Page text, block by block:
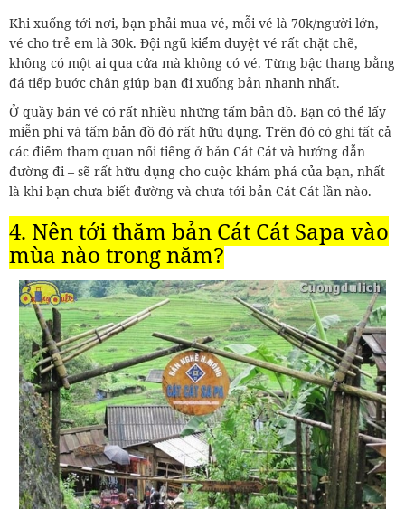
Khi xuống tới nơi, bạn phải mua vé, mỗi vé là 70k/người lớn,
vé cho trẻ em là 30k. Đội ngũ kiểm duyệt vé rất chặt chẽ,
không có một ai qua cửa mà không có vé. Từng bậc thang bằng
đá tiếp bước chân giúp bạn đi xuống bản nhanh nhất.
Ở quầy bán vé có rất nhiều những tấm bản đồ. Bạn có thể lấy
miễn phí và tấm bản đồ đó rất hữu dụng. Trên đó có ghi tất cả
các điểm tham quan nổi tiếng ở bản Cát Cát và hướng dẫn
đường đi – sẽ rất hữu dụng cho cuộc khám phá của bạn, nhất
là khi bạn chưa biết đường và chưa tới bản Cát Cát lần nào.
4. Nên tới thăm bản Cát Cát Sapa vào
mùa nào trong năm?